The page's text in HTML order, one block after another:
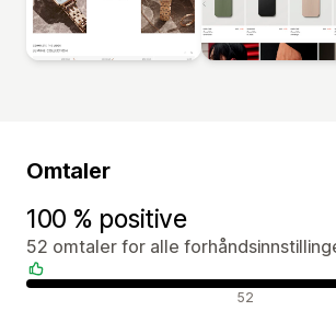
Omtaler
100 % positive
52 omtaler for alle
Positive omtaler 52